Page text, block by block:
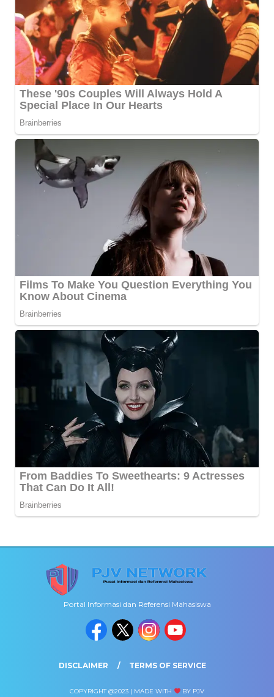
Portal Informasi dan Referensi Mahasiswa
DISCLAIMER TERMS OF SERVICE
COPYRIGHT @2023 | MADE WITH BY PJV